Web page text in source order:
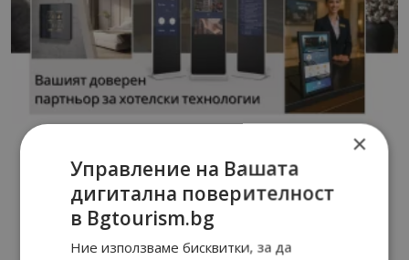
×
Управление на Вашата
дигитална поверителност
в Bgtourism.bg
Ние използваме бисквитки, за да